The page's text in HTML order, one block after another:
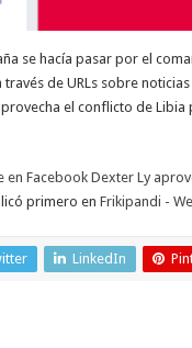
se hacía pasar por el
de URLs sobre
el conflicto de
en Facebook Dexter Ly
primero en Frikipandi -
LinkedIn